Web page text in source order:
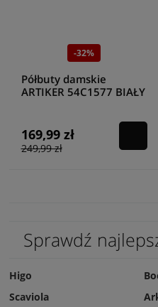
-32%
Półbuty damskie
ARTIKER 54C1577 BIAŁY
169,99 zł
249,99 zł
Sprawdź
Higo
Scaviola